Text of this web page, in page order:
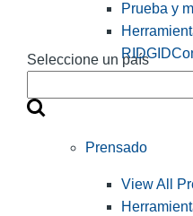
Seleccione un país
Prueba y
Prensado
View All